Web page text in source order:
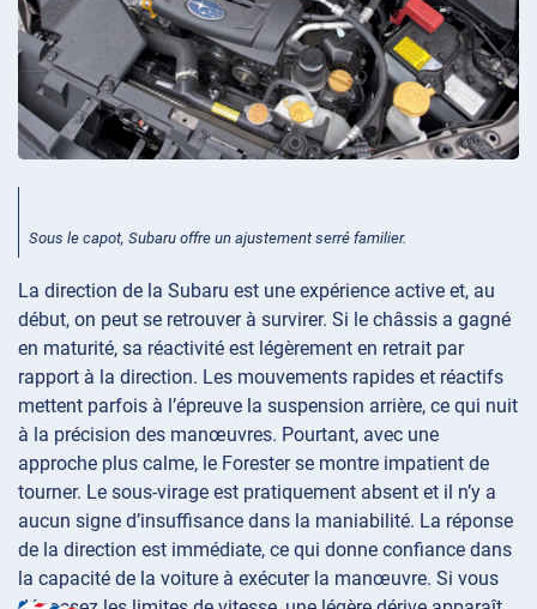
Sous le capot, Subaru offre un ajustement serré familier.
La direction de la Subaru est une expérience active et, au
début, on peut se retrouver à survirer. Si le châssis a gagné
en maturité, sa réactivité est légèrement en retrait par
rapport à la direction. Les mouvements rapides et réactifs
mettent parfois à l’épreuve la suspension arrière, ce qui nuit
à la précision des manœuvres. Pourtant, avec une
approche plus calme, le Forester se montre impatient de
tourner. Le sous-virage est pratiquement absent et il n’y a
aucun signe d’insuffisance dans la maniabilité. La réponse
de la direction est immédiate, ce qui donne confiance dans
la capacité de la voiture à exécuter la manœuvre. Si vous